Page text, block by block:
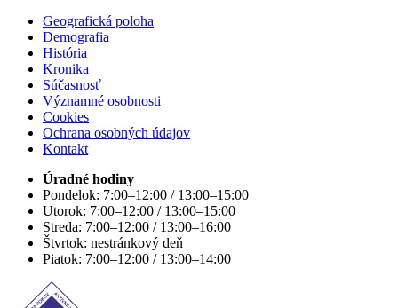
Geografická poloha
Demografia
História
Kronika
Súčasnosť
Významné osobnosti
Cookies
Ochrana osobných údajov
Kontakt
Úradné hodiny
Pondelok: 7:00–12:00 / 13:00–15:00
Utorok: 7:00–12:00 / 13:00–15:00
Streda: 7:00–12:00 / 13:00–16:00
Štvrtok: nestránkový deň
Piatok: 7:00–12:00 / 13:00–14:00